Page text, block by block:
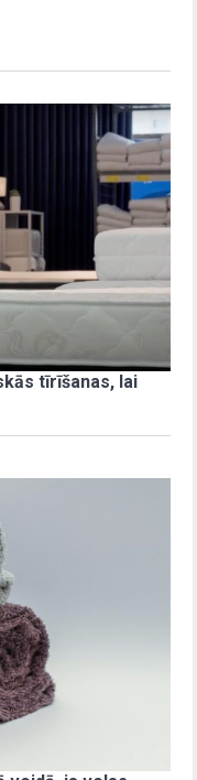
tīrīšanas, lai